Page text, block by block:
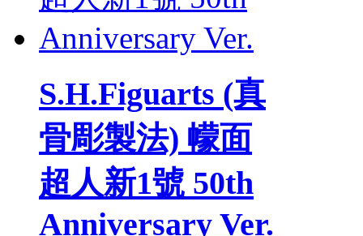
S.H.Figuarts (真
骨彫製法) 幪面
超人新1號 50th
Anniversary Ver.